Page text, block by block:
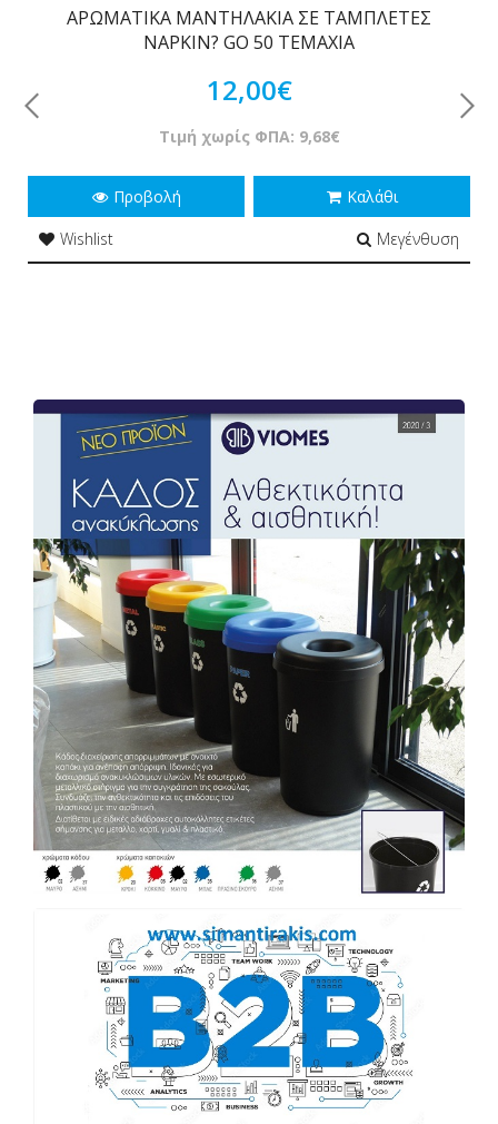
ΑΡΩΜΑΤΙΚΑ ΜΑΝΤΗΛΑΚΙΑ ΣΕ ΤΑΜΠΛΕΤΕΣ
NAPKIN? GO 50 ΤΕΜΑΧΙΑ
12,00€
Τιμή χωρίς ΦΠΑ: 9,68€
Προβολή
Καλάθι
Wishlist
Μεγένθυση